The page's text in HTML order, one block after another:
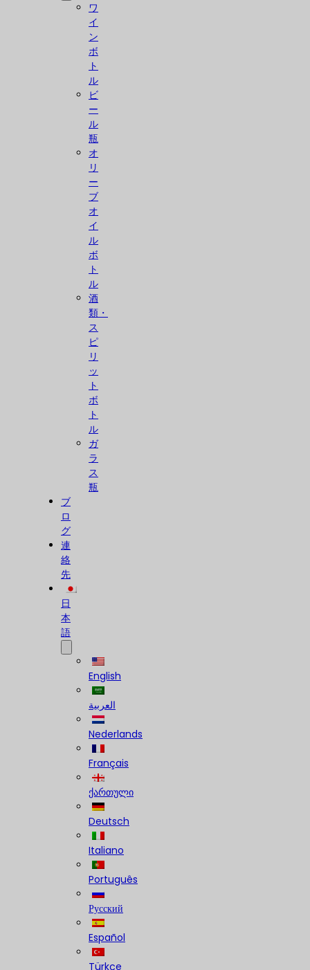
ワ
イ
ン
ボ
ト
ル
ビ
ー
ル
瓶
オ
リ
ー
ブ
オ
イ
ル
ボ
ト
ル
酒
類・
ス
ピ
リ
ッ
ト
ボ
ト
ル
ガ
ラ
ス
瓶
ブ
ロ
グ
連
絡
先
日
本
語
English
العربية
Nederlands
Français
ქართული
Deutsch
Italiano
Português
Русский
Español
Türkçe